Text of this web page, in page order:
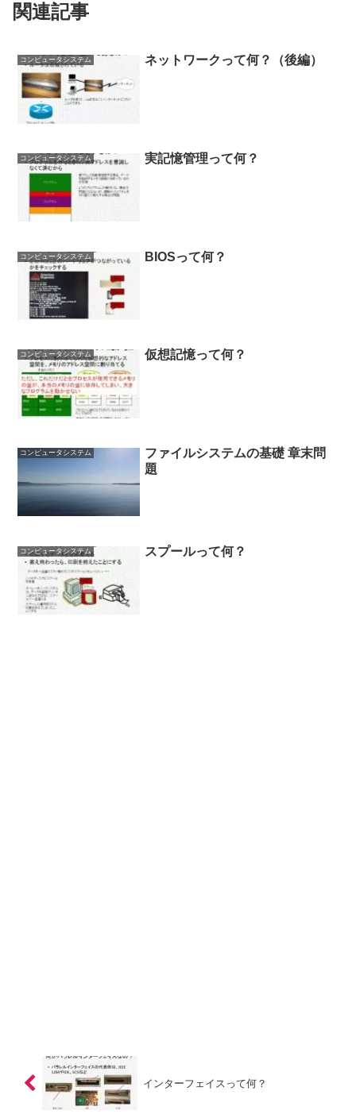
関連記事
コンピュータシステム ネットワークって何？（後編）
コンピュータシステム 実記憶管理って何？
コンピュータシステム BIOSって何？
コンピュータシステム 仮想記憶って何？
コンピュータシステム
ファイルシステムの基礎 章末問
題
コンピュータシステム スプールって何？
インターフェイスって何？